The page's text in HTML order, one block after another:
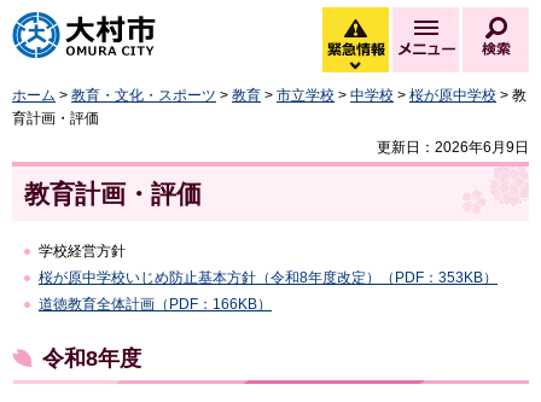
大村市
緊急情報
緊急情報を開く
メニュー
ホーム > 教育・文化・スポーツ > 教育 > 市立学校 > 中学校 > 桜が原中学校 > 教
育計画・評価
更新日：2026年6月9日
教育計画・評価
学校経営方針
桜が原中学校いじめ防止基本方針（令和8年度改定）（PDF：353KB）
道徳教育全体計画（PDF：166KB）
令和8年度